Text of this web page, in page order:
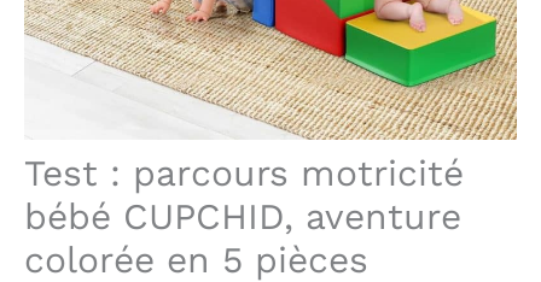
Test : parcours motricité
bébé CUPCHID, aventure
colorée en 5 pièces